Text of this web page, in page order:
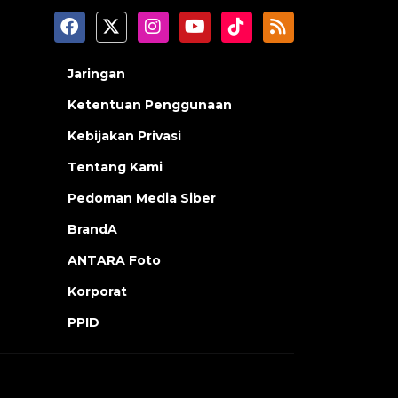
Jaringan
Ketentuan Penggunaan
Kebijakan Privasi
Tentang Kami
Pedoman Media Siber
BrandA
ANTARA Foto
Korporat
PPID